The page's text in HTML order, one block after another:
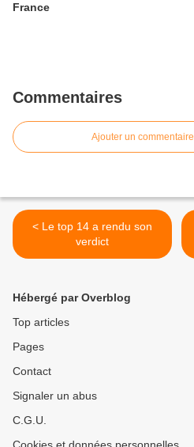
France
Commentaires
Ajouter un commentaire
< Le top 14 a rendu son
verdict
Hébergé par Overblog
Top articles
Pages
Contact
Signaler un abus
C.G.U.